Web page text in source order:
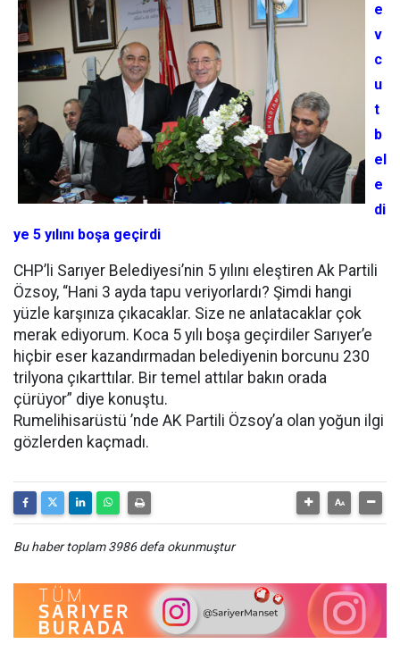
e
v
c
u
t
b
el
e
di
ye 5 yılını boşa geçirdi
CHP’li Sarıyer Belediyesi’nin 5 yılını eleştiren Ak Partili
Özsoy, “Hani 3 ayda tapu veriyorlardı? Şimdi hangi
yüzle karşınıza çıkacaklar. Size ne anlatacaklar çok
merak ediyorum. Koca 5 yılı boşa geçirdiler Sarıyer’e
hiçbir eser kazandırmadan belediyenin borcunu 230
trilyona çıkarttılar. Bir temel attılar bakın orada
çürüyor” diye konuştu.
Rumelihisarüstü ’nde AK Partili Özsoy’a olan yoğun ilgi
gözlerden kaçmadı.
Bu haber toplam 3986 defa okunmuştur